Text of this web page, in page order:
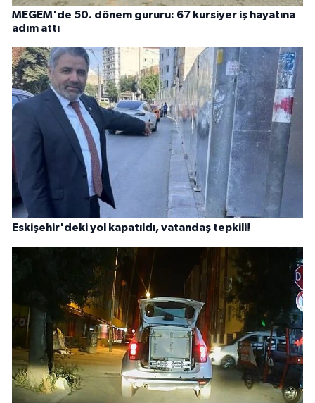
MEGEM'de 50. dönem gururu: 67 kursiyer iş hayatına
adım attı
Eskişehir'deki yol kapatıldı, vatandaş tepkili!